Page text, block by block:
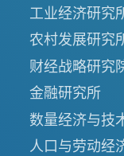
工业经济研究
农村发展研究
财经战略研究
金融研究所
数量经济与技
人口与劳动经